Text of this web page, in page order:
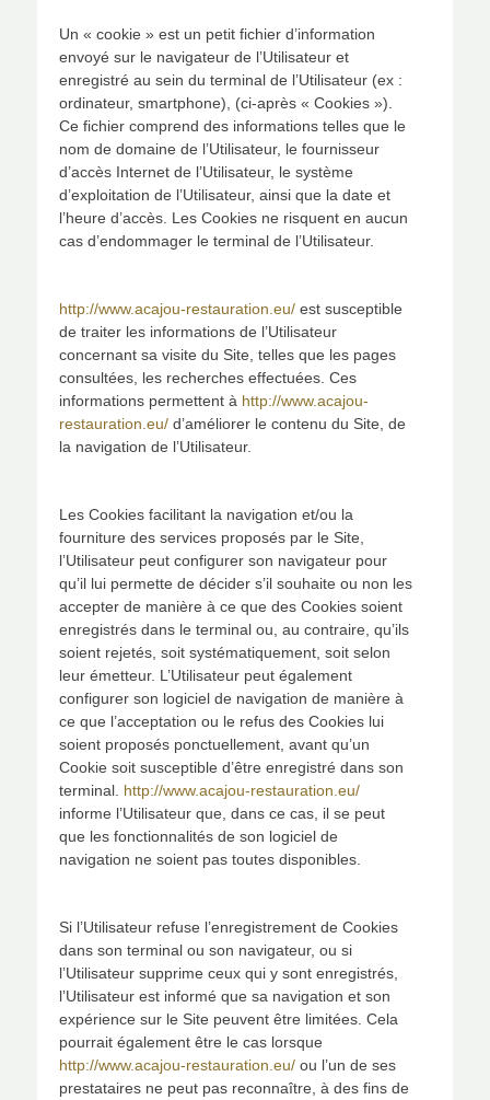
Un « cookie » est un petit fichier d’information
envoyé sur le navigateur de l’Utilisateur et
enregistré au sein du terminal de l’Utilisateur (ex :
ordinateur, smartphone), (ci-après « Cookies »).
Ce fichier comprend des informations telles que le
nom de domaine de l’Utilisateur, le fournisseur
d’accès Internet de l’Utilisateur, le système
d’exploitation de l’Utilisateur, ainsi que la date et
l’heure d’accès. Les Cookies ne risquent en aucun
cas d’endommager le terminal de l’Utilisateur.
http://www.acajou-restauration.eu/ est susceptible
de traiter les informations de l’Utilisateur
concernant sa visite du Site, telles que les pages
consultées, les recherches effectuées. Ces
informations permettent à http://www.acajou-
restauration.eu/ d’améliorer le contenu du Site, de
la navigation de l’Utilisateur.
Les Cookies facilitant la navigation et/ou la
fourniture des services proposés par le Site,
l’Utilisateur peut configurer son navigateur pour
qu’il lui permette de décider s’il souhaite ou non les
accepter de manière à ce que des Cookies soient
enregistrés dans le terminal ou, au contraire, qu’ils
soient rejetés, soit systématiquement, soit selon
leur émetteur. L’Utilisateur peut également
configurer son logiciel de navigation de manière à
ce que l’acceptation ou le refus des Cookies lui
soient proposés ponctuellement, avant qu’un
Cookie soit susceptible d’être enregistré dans son
terminal. http://www.acajou-restauration.eu/
informe l’Utilisateur que, dans ce cas, il se peut
que les fonctionnalités de son logiciel de
navigation ne soient pas toutes disponibles.
Si l’Utilisateur refuse l’enregistrement de Cookies
dans son terminal ou son navigateur, ou si
l’Utilisateur supprime ceux qui y sont enregistrés,
l’Utilisateur est informé que sa navigation et son
expérience sur le Site peuvent être limitées. Cela
pourrait également être le cas lorsque
http://www.acajou-restauration.eu/ ou l’un de ses
prestataires ne peut pas reconnaître, à des fins de